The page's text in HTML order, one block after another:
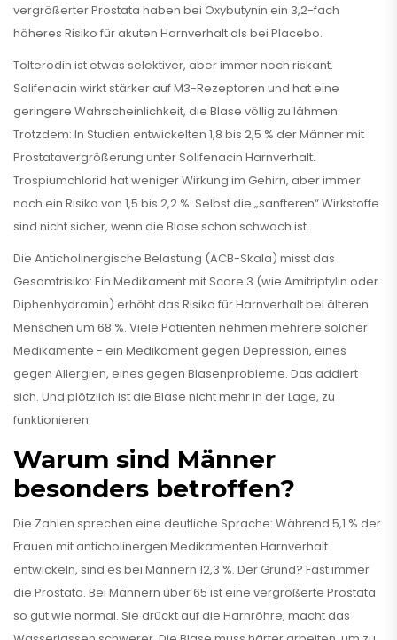
vergrößerter Prostata haben bei Oxybutynin ein 3,2-fach
höheres Risiko für akuten Harnverhalt als bei Placebo.
Tolterodin ist etwas selektiver, aber immer noch riskant.
Solifenacin wirkt stärker auf M3-Rezeptoren und hat eine
geringere Wahrscheinlichkeit, die Blase völlig zu lähmen.
Trotzdem: In Studien entwickelten 1,8 bis 2,5 % der Männer mit
Prostatavergrößerung unter Solifenacin Harnverhalt.
Trospiumchlorid hat weniger Wirkung im Gehirn, aber immer
noch ein Risiko von 1,5 bis 2,2 %. Selbst die „sanfteren“ Wirkstoffe
sind nicht sicher, wenn die Blase schon schwach ist.
Die Anticholinergische Belastung (ACB-Skala) misst das
Gesamtrisiko: Ein Medikament mit Score 3 (wie Amitriptylin oder
Diphenhydramin) erhöht das Risiko für Harnverhalt bei älteren
Menschen um 68 %. Viele Patienten nehmen mehrere solcher
Medikamente - ein Medikament gegen Depression, eines
gegen Allergien, eines gegen Blasenprobleme. Das addiert
sich. Und plötzlich ist die Blase nicht mehr in der Lage, zu
funktionieren.
Warum sind Männer
besonders betroffen?
Die Zahlen sprechen eine deutliche Sprache: Während 5,1 % der
Frauen mit anticholinergen Medikamenten Harnverhalt
entwickeln, sind es bei Männern 12,3 %. Der Grund? Fast immer
die Prostata. Bei Männern über 65 ist eine vergrößerte Prostata
so gut wie normal. Sie drückt auf die Harnröhre, macht das